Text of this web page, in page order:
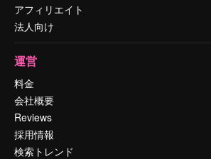
アフィリエイト
法人向け
運営
料金
会社概要
Reviews
採用情報
検索トレンド